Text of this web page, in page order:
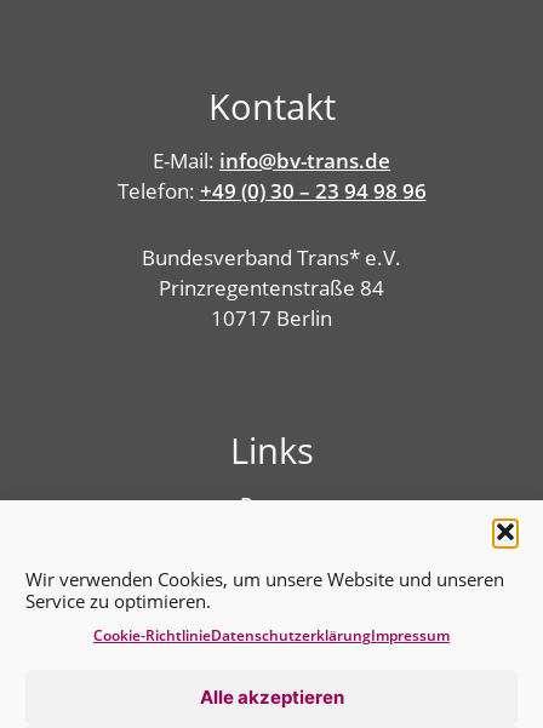
Wir verwenden Cookies, um unsere Website und unseren
Service zu optimieren.
Alle akzeptieren
Cookie-RichtlinieDatenschutz­erklärungImpressum
Kontakt
E-Mail: info@bv-trans.de
Telefon: +49 (0) 30 – 23 94 98 96
Bundesverband Trans* e.V.
Prinzregentenstraße 84
10717 Berlin
Links
Presse
Benutzungshinweise
Erklärung zur Barrierefreiheit
Datenschutz­erklärung